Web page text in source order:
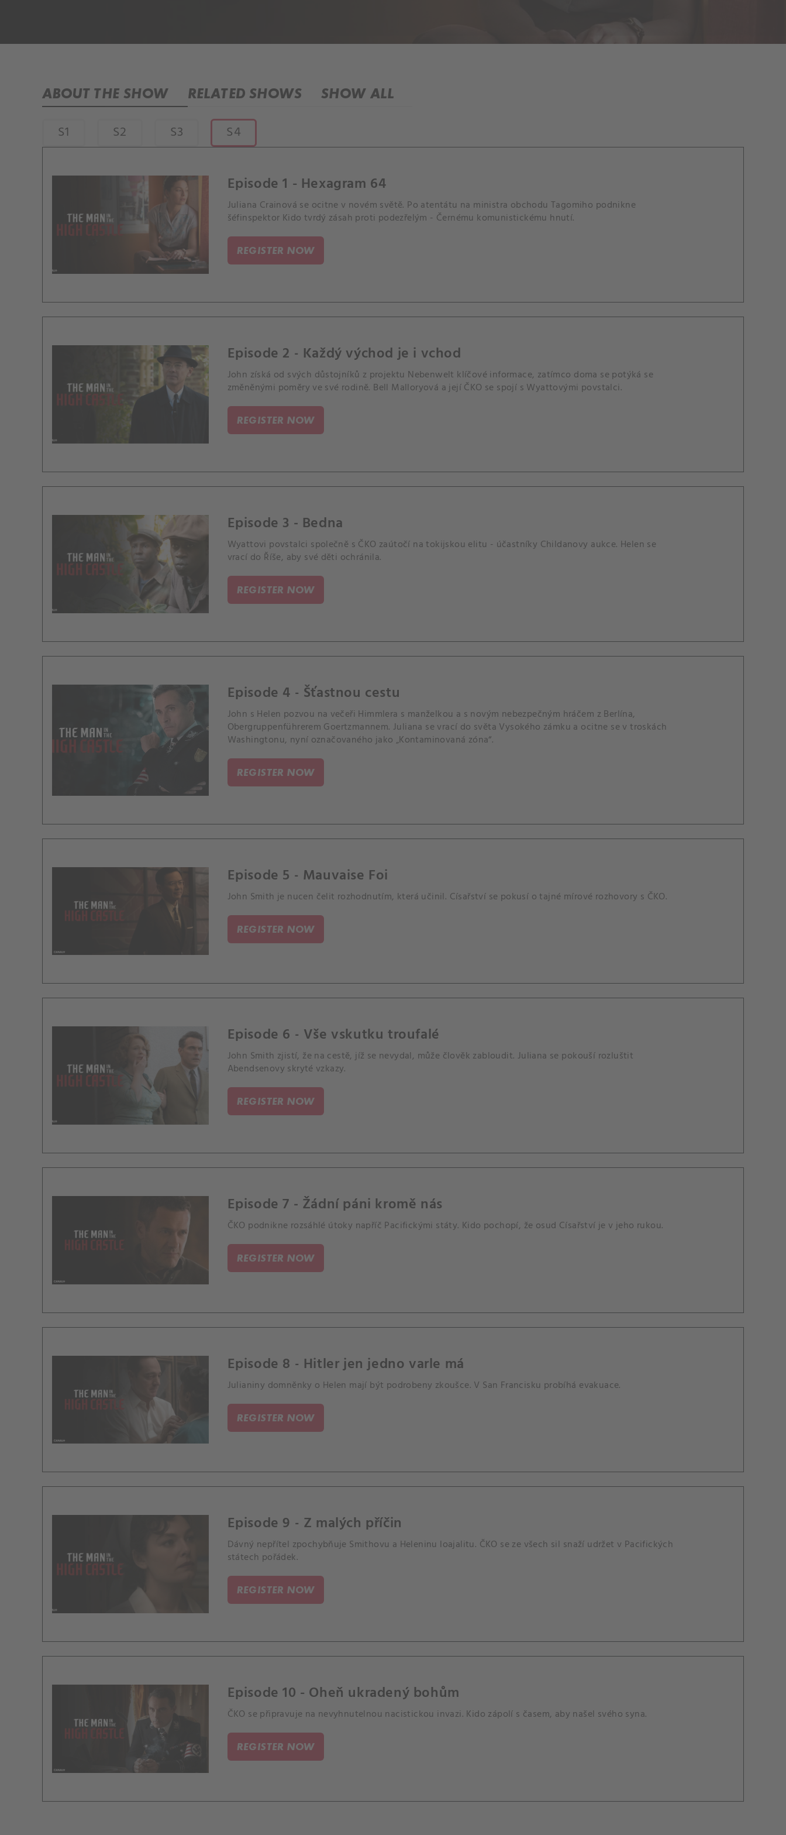
ABOUT THE SHOW RELATED SHOWS SHOW ALL
S1 S2 S3 S4
Episode 1 - Hexagram 64
Juliana Crainová se ocitne v novém světě. Po atentátu na ministra obchodu Tagomiho podnikne
šéfinspektor Kido tvrdý zásah proti podezřelým - Černému komunistickému hnutí.
REGISTER NOW
Episode 2 - Každý východ je i vchod
John získá od svých důstojníků z projektu Nebenwelt klíčové informace, zatímco doma se potýká se
změněnými poměry ve své rodině. Bell Malloryová a její ČKO se spojí s Wyattovými povstalci.
REGISTER NOW
Episode 3 - Bedna
Wyattovi povstalci společně s ČKO zaútočí na tokijskou elitu - účastníky Childanovy aukce. Helen se
vrací do Říše, aby své děti ochránila.
REGISTER NOW
Episode 4 - Šťastnou cestu
John s Helen pozvou na večeři Himmlera s manželkou a s novým nebezpečným hráčem z Berlína,
Obergruppenführerem Goertzmannem. Juliana se vrací do světa Vysokého zámku a ocitne se v troskách
Washingtonu, nyní označovaného jako „Kontaminovaná zóna“.
REGISTER NOW
Episode 5 - Mauvaise Foi
John Smith je nucen čelit rozhodnutím, která učinil. Císařství se pokusí o tajné mírové rozhovory s ČKO.
REGISTER NOW
Episode 6 - Vše vskutku troufalé
John Smith zjistí, že na cestě, jíž se nevydal, může člověk zabloudit. Juliana se pokouší rozluštit
Abendsenovy skryté vzkazy.
REGISTER NOW
Episode 7 - Žádní páni kromě nás
ČKO podnikne rozsáhlé útoky napříč Pacifickými státy. Kido pochopí, že osud Císařství je v jeho rukou.
REGISTER NOW
Episode 8 - Hitler jen jedno varle má
Julianiny domněnky o Helen mají být podrobeny zkoušce. V San Francisku probíhá evakuace.
REGISTER NOW
Episode 9 - Z malých příčin
Dávný nepřítel zpochybňuje Smithovu a Heleninu loajalitu. ČKO se ze všech sil snaží udržet v Pacifických
státech pořádek.
REGISTER NOW
Episode 10 - Oheň ukradený bohům
ČKO se připravuje na nevyhnutelnou nacistickou invazi. Kido zápolí s časem, aby našel svého syna.
REGISTER NOW